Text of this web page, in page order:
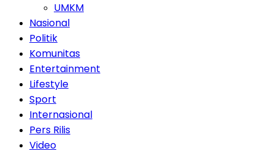
UMKM
Nasional
Politik
Komunitas
Entertainment
Lifestyle
Sport
Internasional
Pers Rilis
Video